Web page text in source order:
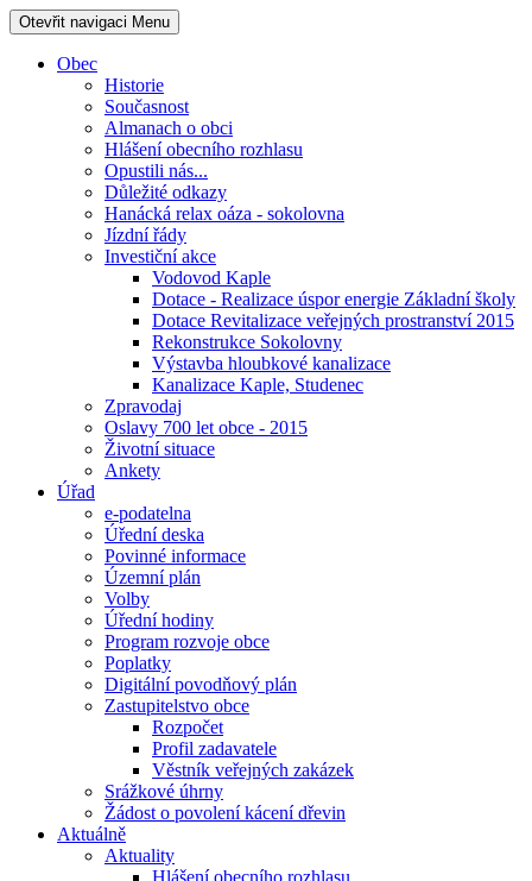
Otevřit navigaci Menu
Obec
Historie
Současnost
Almanach o obci
Hlášení obecního rozhlasu
Opustili nás...
Důležité odkazy
Hanácká relax oáza - sokolovna
Jízdní řády
Investiční akce
Vodovod Kaple
Dotace - Realizace úspor energie Základní školy
Dotace Revitalizace veřejných prostranství 2015
Rekonstrukce Sokolovny
Výstavba hloubkové kanalizace
Kanalizace Kaple, Studenec
Zpravodaj
Oslavy 700 let obce - 2015
Životní situace
Ankety
Úřad
e-podatelna
Úřední deska
Povinné informace
Územní plán
Volby
Úřední hodiny
Program rozvoje obce
Poplatky
Digitální povodňový plán
Zastupitelstvo obce
Rozpočet
Profil zadavatele
Věstník veřejných zakázek
Srážkové úhrny
Žádost o povolení kácení dřevin
Aktuálně
Aktuality
Hlášení obecního rozhlasu